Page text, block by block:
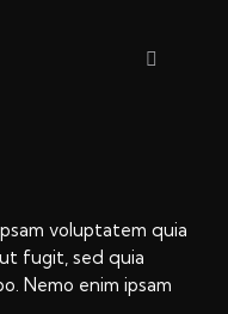
voluptatem quia
fugit, sed quia
Nemo enim ipsam